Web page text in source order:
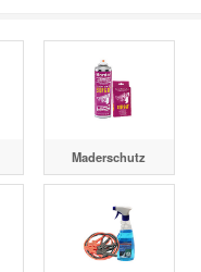
Maderschutz